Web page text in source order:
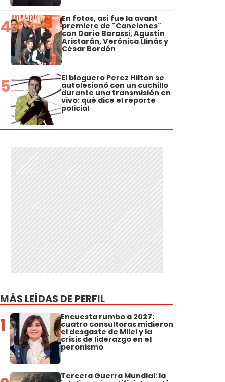
4 En fotos, así fue la avant
premiere de "Canelones"
con Darío Barassi, Agustín
Aristarán, Verónica Llinás y
César Bordón
5 El bloguero Perez Hilton se
autolesionó con un cuchillo
durante una transmisión en
vivo: qué dice el reporte
policial
MÁS LEÍDAS DE PERFIL
1 Encuesta rumbo a 2027:
cuatro consultoras midieron
el desgaste de Milei y la
crisis de liderazgo en el
peronismo
Tercera Guerra Mundial: la